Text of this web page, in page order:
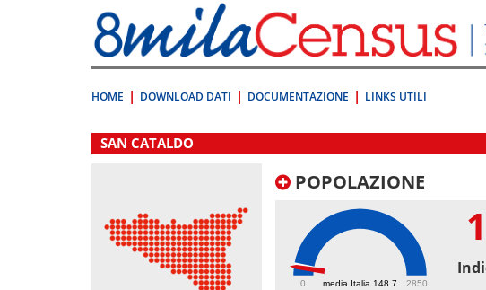
direttamente
a:
Contenuto
HOME DOWNLOAD DATI DOCUMENTAZIONE LINKS UTILI
.
SAN CATALDO
POPOLAZIONE
media Italia 148.7
0 2850